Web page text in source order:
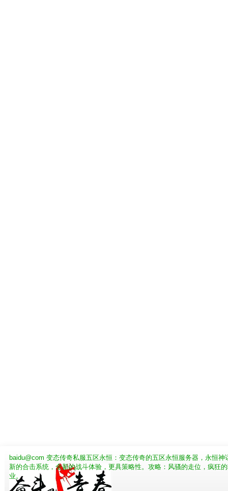
baidu@com 变态传奇私服五区永恒：变态传奇的五区永恒服务器，永恒
新的合击系统，全新的战斗体验，更具策略性。攻略：风骚的走位，疯狂
业。